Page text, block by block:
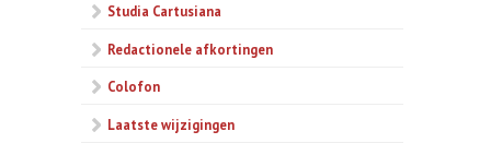
Studia Cartusiana
Redactionele afkortingen
Colofon
Laatste wijzigingen